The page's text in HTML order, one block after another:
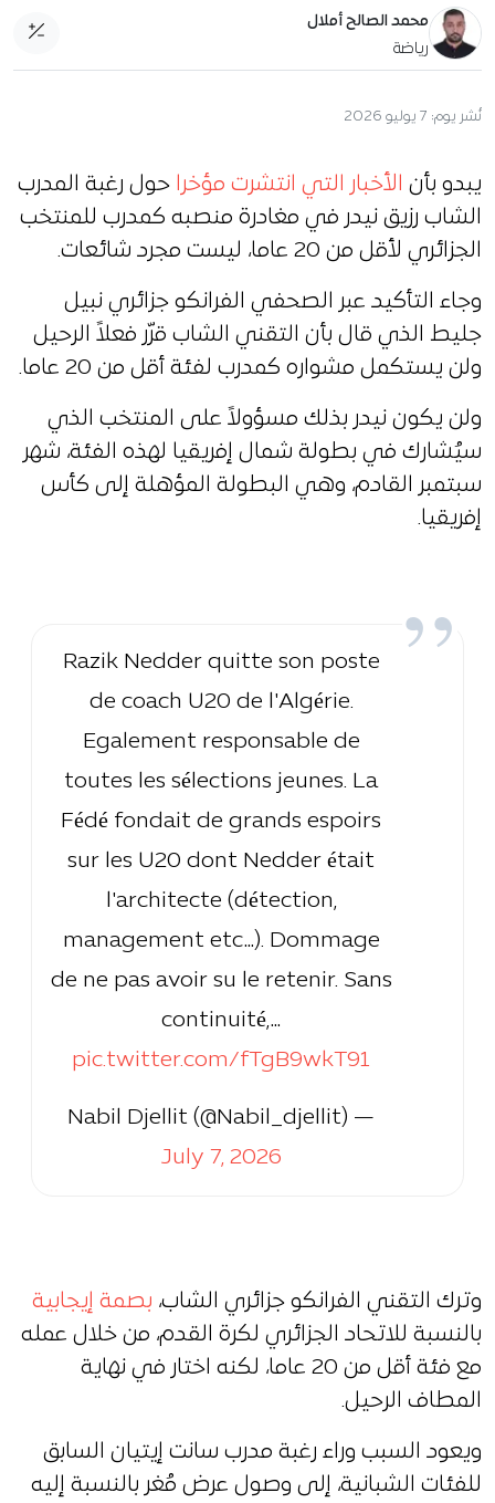
محمد الصالح أملال
رياضة
نُشر يوم: 7 يوليو 2026
يبدو بأن الأخبار التي انتشرت مؤخرا حول رغبة المدرب
الشاب رزيق نيدر في مغادرة منصبه كمدرب للمنتخب
الجزائري لأقل من 20 عاما، ليست مجرد شائعات.
وجاء التأكيد عبر الصحفي الفرانكو جزائري نبيل
جليط الذي قال بأن التقني الشاب قرّر فعلاً الرحيل
ولن يستكمل مشواره كمدرب لفئة أقل من 20 عاما.
ولن يكون نيدر بذلك مسؤولاً على المنتخب الذي
سيُشارك في بطولة شمال إفريقيا لهذه الفئة، شهر
سبتمبر القادم، وهي البطولة المؤهلة إلى كأس
إفريقيا.
Razik Nedder quitte son poste
de coach U20 de l'Algérie.
Egalement responsable de
toutes les sélections jeunes. La
Fédé fondait de grands espoirs
sur les U20 dont Nedder était
l'architecte (détection,
management etc…). Dommage
de ne pas avoir su le retenir. Sans
continuité,…
pic.twitter.com/fTgB9wkT91
— Nabil Djellit (@Nabil_djellit)
July 7, 2026
وترك التقني الفرانكو جزائري الشاب، بصمة إيجابية
بالنسبة للاتحاد الجزائري لكرة القدم، من خلال عمله
مع فئة أقل من 20 عاما، لكنه اختار في نهاية
المطاف الرحيل.
ويعود السبب وراء رغبة مدرب سانت إيتيان السابق
للفئات الشبانية، إلى وصول عرض مُغر بالنسبة إليه